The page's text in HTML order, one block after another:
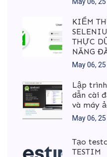
KIỂM
THỰC
NĂNG
May 06, 25
Lập
dẫn cài
và máy
May 06, 25
Tạo
TESTIM